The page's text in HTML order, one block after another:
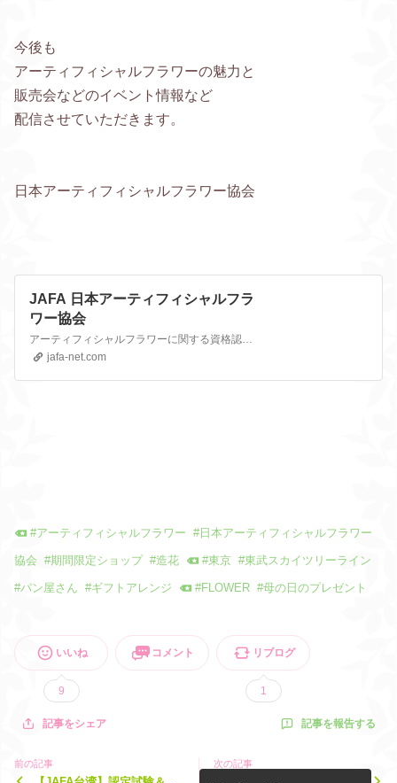
今後も
アーティフィシャルフラワーの魅力と
販売会などのイベント情報など
配信させていただきます。
日本アーティフィシャルフラワー協会
JAFA 日本アーティフィシャルフラ
ワー協会
アーティフィシャルフラワーに関する資格認定試験、スクールを取り扱う日本アーティフィシャルフラワー協会の公式Webサイト。アーティフィシャルフローリスト、アーティサリーデザイナーの情報をお伝えします。
jafa-net.com
#アーティフィシャルフラワー # 日本アーティフィシャルフラワー
協会 #期間限定ショップ #造花 #東京 #東武スカイツリーライン
#パン屋さん #ギフトアレンジ #FLOWER #母の日のプレゼント
いいね
9
コメント リブログ
1
記事をシェア 記事を報告する
前の記事 次の記事